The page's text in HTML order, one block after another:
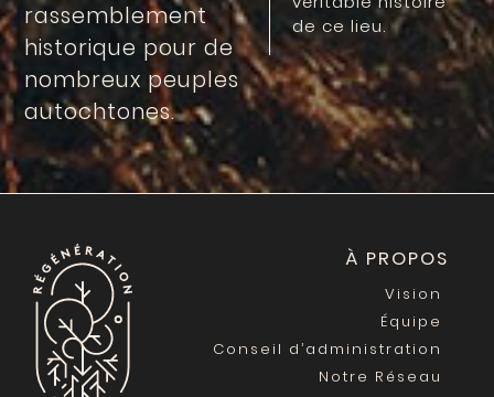
rassemblement
historique pour de
nombreux peuples
autochtones.
de ce lieu.
À PROPOS
Vision
Équipe
Conseil d’administration
Notre Réseau